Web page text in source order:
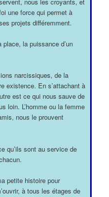
une force qui permet à
projets différemment.
la puissance d’un
narcissiques, de la
existence. En s’attachant à
est ce qui nous sauve de
loin. L’homme ou la femme
nous le prouvent
qu’ils sont au service de
petite histoire pour
à tous les étages de